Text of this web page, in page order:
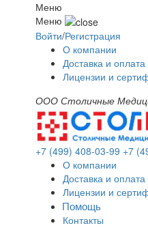
Меню
Меню
Войти/Регистрация
О компании
Доставка и оплата
Лицензии и
ООО Столичные
+7 (499) 408-03-99 +7
О компании
Доставка и оплата
Лицензии и
Помощь
Контакты